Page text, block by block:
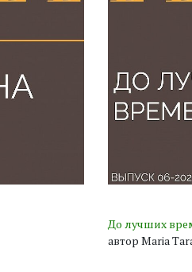
До лучших
автор Maria